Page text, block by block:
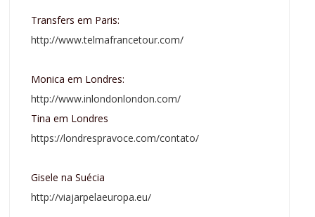
Transfers em Paris:
http://www.telmafrancetour.com/
Monica em Londres:
http://www.inlondonlondon.com/
Tina em Londres
https://londrespravoce.com/contato/
Gisele na Suécia
http://viajarpelaeuropa.eu/